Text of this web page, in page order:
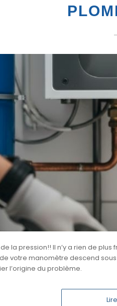
la pression!! Il n’y a rien de
votre manomètre descend
l’origine du problème.